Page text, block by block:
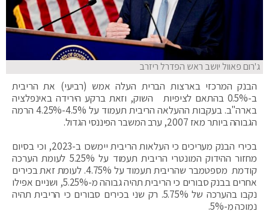
ג'רום פאוול יושב ראש הפדרל ריזרב
הבנק המרכזי בארצות הברית העלה אמש (רביעי) את הריבית
ב-0.5% בהתאם לציפיות השוק, וזאת ברקע הירידה באינפלציה
בארה"ב. בעקבות ההעלאה הריבית תעמוד על 4.5%-4.25% הרמה
הגבוהה ביותר מאז 2007, ערב המשבר הפיננסי הגדול.
בכירי הבנק מעריכים כי העלאות הריבית יימשכו ב-2023, וכי בסיום
מחזור ההידוק המונטרי הריבית תעמוד על 5.25% לעומת הערכה
קודמת מספטמבר שהריבית תעמוד על 4.75%. לעומת זאת בכירים
אחרים בבנק סבורים כי הריבית תהיה גבוהה מ-5.25%, ושניים אפילו
נקבו בהערכה של 5.75%. רק שני בכירים סבורים כי הריבית תהיה
נמוכה מ-5%.